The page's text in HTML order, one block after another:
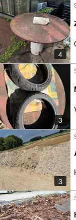
4
3
3